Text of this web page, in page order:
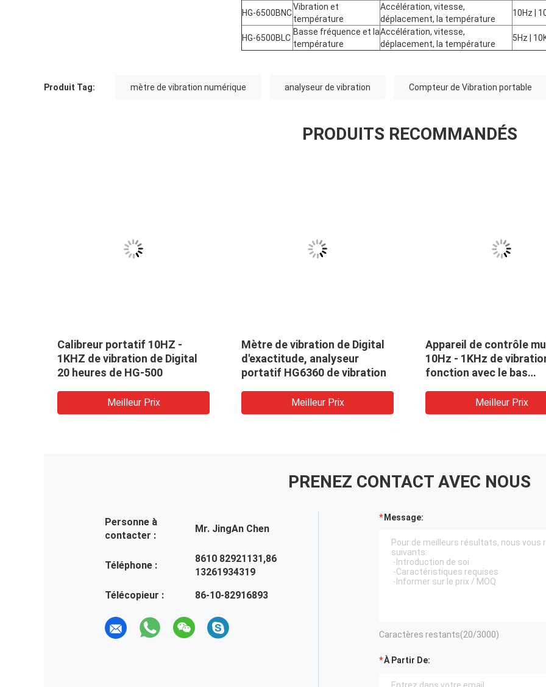
HG-6500BNC
Vibration et
température
Accélération, vitesse,
déplacement, la température
10Hz |
HG-6500BLC
Basse fréquence et la
température
Accélération, vitesse,
déplacement, la température
5Hz |
Produit Tag: mètre de vibration numérique analyseur de vibration Compteur de Vibration portable
PRODUITS RECOMMANDÉS
Calibreur portatif 10HZ -
1KHZ de vibration de Digital
20 heures de HG-500
Meilleur Prix
Mètre de vibration de Digital
d'exactitude, analyseur
portatif HG6360 de vibration
Meilleur Prix
Appareil de contrôle
10Hz - 1KHz de
fonction avec le bas
Meilleur Prix
PRENEZ CONTACT AVEC NOUS
Personne à
contacter :
Mr. JingAn Chen
Téléphone :
8610 82921131,86
13261934319
Télécopieur :
86-10-82916893
Message:
Caractères restants(20/3000)
À Partir De: